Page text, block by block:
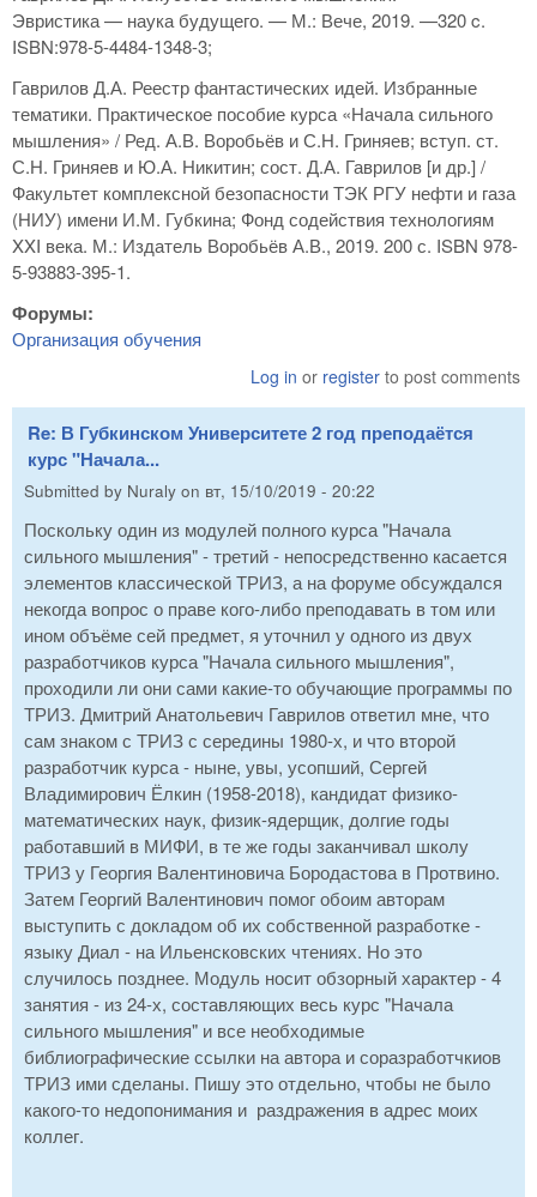
Эвристика — наука будущего. — М.: Вече, 2019. —320 c.
ISBN:978-5-4484-1348-3;
Гаврилов Д.А. Реестр фантастических идей. Избранные
тематики. Практическое пособие курса «Начала сильного
мышления» / Ред. А.В. Воробьёв и С.Н. Гриняев; вступ. ст.
С.Н. Гриняев и Ю.А. Никитин; сост. Д.А. Гаврилов [и др.] /
Факультет комплексной безопасности ТЭК РГУ нефти и газа
(НИУ) имени И.М. Губкина; Фонд содействия технологиям
XXI века. М.: Издатель Воробьёв А.В., 2019. 200 с. ISBN 978-
5-93883-395-1.
Форумы:
Организация обучения
Log in or register to post comments
Re: В Губкинском Университете 2 год преподаётся
курс "Начала...
Submitted by Nuraly on вт, 15/10/2019 - 20:22
Поскольку один из модулей полного курса "Начала
сильного мышления" - третий - непосредственно касается
элементов классической ТРИЗ, а на форуме обсуждался
некогда вопрос о праве кого-либо преподавать в том или
ином объёме сей предмет, я уточнил у одного из двух
разработчиков курса "Начала сильного мышления",
проходили ли они сами какие-то обучающие программы по
ТРИЗ. Дмитрий Анатольевич Гаврилов ответил мне, что
сам знаком с ТРИЗ с середины 1980-х, и что второй
разработчик курса - ныне, увы, усопший, Сергей
Владимирович Ёлкин (1958-2018), кандидат физико-
математических наук, физик-ядерщик, долгие годы
работавший в МИФИ, в те же годы заканчивал школу
ТРИЗ у Георгия Валентиновича Бородастова в Протвино.
Затем Георгий Валентинович помог обоим авторам
выступить с докладом об их собственной разработке -
языку Диал - на Ильенсковских чтениях. Но это
случилось позднее. Модуль носит обзорный характер - 4
занятия - из 24-х, составляющих весь курс "Начала
сильного мышления" и все необходимые
библиографические ссылки на автора и соразработчкиов
ТРИЗ ими сделаны. Пишу это отдельно, чтобы не было
какого-то недопонимания и раздражения в адрес моих
коллег.